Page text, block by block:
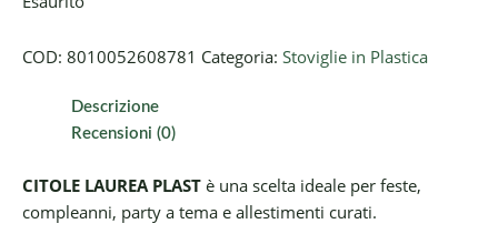
COD: 8010052608781 Categoria: Stoviglie in Plastica
Descrizione
Recensioni (0)
CITOLE LAUREA PLAST è una scelta ideale per feste,
compleanni, party a tema e allestimenti curati.